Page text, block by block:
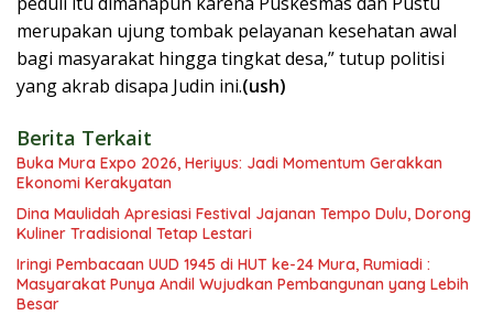
merupakan ujung tombak pelayanan kesehatan awal
bagi masyarakat hingga tingkat desa,” tutup politisi
yang akrab disapa Judin ini.(ush)
Berita Terkait
Buka Mura Expo 2026, Heriyus: Jadi Momentum Gerakkan
Ekonomi Kerakyatan
Dina Maulidah Apresiasi Festival Jajanan Tempo Dulu, Dorong
Kuliner Tradisional Tetap Lestari
Iringi Pembacaan UUD 1945 di HUT ke-24 Mura, Rumiadi :
Masyarakat Punya Andil Wujudkan Pembangunan yang Lebih
Besar